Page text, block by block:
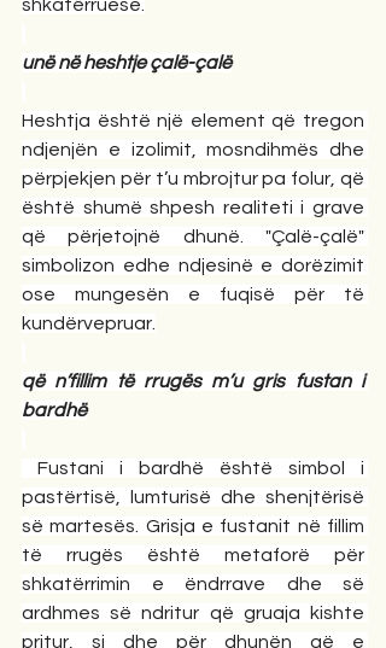
shkatërruese.
unë në heshtje çalë-çalë
Heshtja është një element që tregon
ndjenjën e izolimit, mosndihmës dhe
përpjekjen për t’u mbrojtur pa folur, që
është shumë shpesh realiteti i grave
që përjetojnë dhunë. "Çalë-çalë"
simbolizon edhe ndjesinë e dorëzimit
ose mungesën e fuqisë për të
kundërvepruar.
që n’fillim të rrugës m’u gris fustan i
bardhë
Fustani i bardhë është simbol i
pastërtisë, lumturisë dhe shenjtërisë
së martesës. Grisja e fustanit në fillim
të rrugës është metaforë për
shkatërrimin e ëndrrave dhe së
ardhmes së ndritur që gruaja kishte
pritur, si dhe për dhunën që e